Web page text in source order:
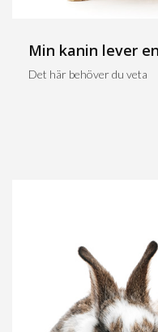
Min kanin lever
Det här behöver du veta